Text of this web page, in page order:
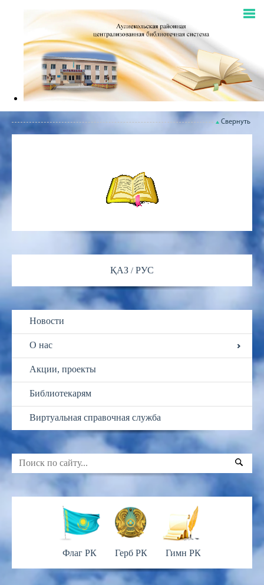
Свернуть
ҚАЗ РУС
Новости
О нас
Акции, проекты
Библиотекарям
Виртуальная справочная служба
Флаг РК Герб РК Гимн РК